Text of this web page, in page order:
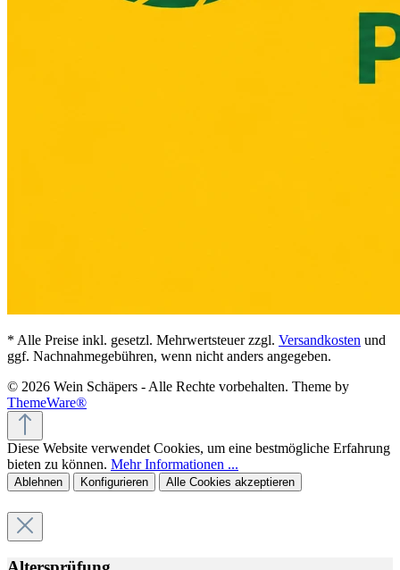
* Alle Preise inkl. gesetzl. Mehrwertsteuer zzgl. Versandkosten und
ggf. Nachnahmegebühren, wenn nicht anders angegeben.
© 2026 Wein Schäpers - Alle Rechte vorbehalten. Theme by
ThemeWare®
Diese Website verwendet Cookies, um eine bestmögliche Erfahrung
bieten zu können. Mehr Informationen ...
Ablehnen Konfigurieren Alle Cookies akzeptieren